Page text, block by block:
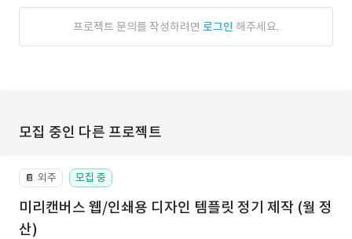
프로젝트 문의를 작성하려면 로그인 해주세요.
모집 중인 다른 프로젝트
📔 외주 모집 중
미리캔버스 웹/인쇄용 디자인 템플릿 정기 제작 (월 정
산)